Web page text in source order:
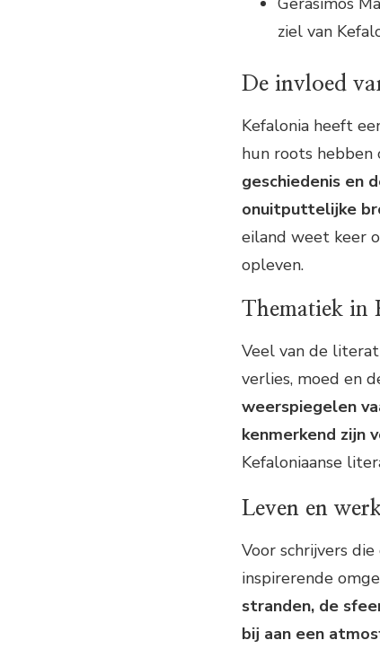
ziel van
De invloed
Kefalonia heeft
hun roots hebben
geschiedenis en
onuitputtelijke
eiland weet keer
opleven.
Thematiek in
Veel van de
verlies, moed en
weerspiegelen
kenmerkend zijn
Kefaloniaanse
Leven en
Voor schrijvers
inspirerende
stranden, de
bij aan een